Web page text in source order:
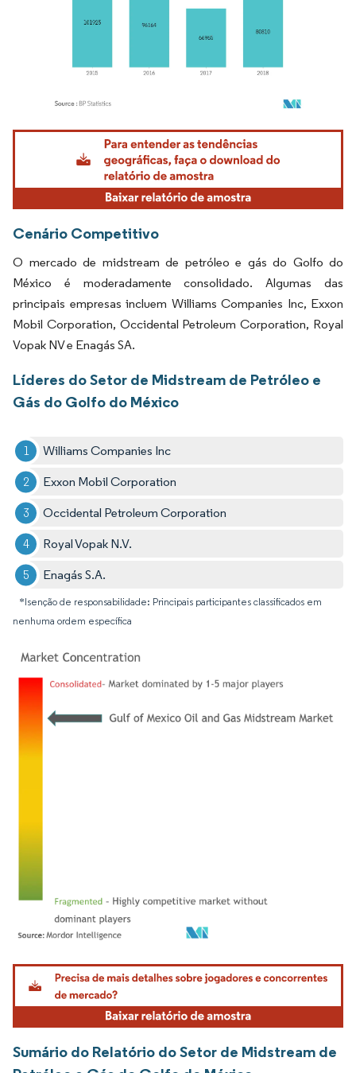
Imagem © Mordor Intelligence. O reuso requer atribuição conforme CC BY 4.0.
Cenário Competitivo
O mercado de midstream de petróleo e gás do Golfo do
México é moderadamente consolidado. Algumas das
principais empresas incluem Williams Companies Inc, Exxon
Mobil Corporation, Occidental Petroleum Corporation, Royal
Vopak NV e Enagás SA.
Líderes do Setor de Midstream de Petróleo e
Gás do Golfo do México
Williams Companies Inc
Exxon Mobil Corporation
Occidental Petroleum Corporation
Royal Vopak N.V.
Enagás S.A.
*Isenção de responsabilidade: Principais participantes classificados em
nenhuma ordem específica
Imagem © Mordor Intelligence. O reuso requer atribuição conforme CC BY 4.0.
Sumário do Relatório do Setor de Midstream de